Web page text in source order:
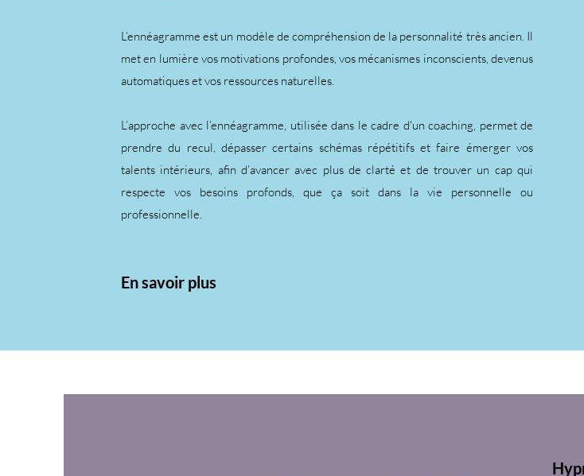
L’ennéagramme est un modèle de compréhension de la personnalité très ancien. Il
met en lumière vos motivations profondes, vos mécanismes inconscients, devenus
automatiques et vos ressources naturelles.
L’approche avec l’ennéagramme, utilisée dans le cadre d'un coaching, permet de
prendre du recul, dépasser certains schémas répétitifs et faire émerger vos
talents intérieurs, afin d’avancer avec plus de clarté et de trouver un cap qui
respecte vos besoins profonds, que ça soit dans la vie personnelle ou
professionnelle.
En savoir plus